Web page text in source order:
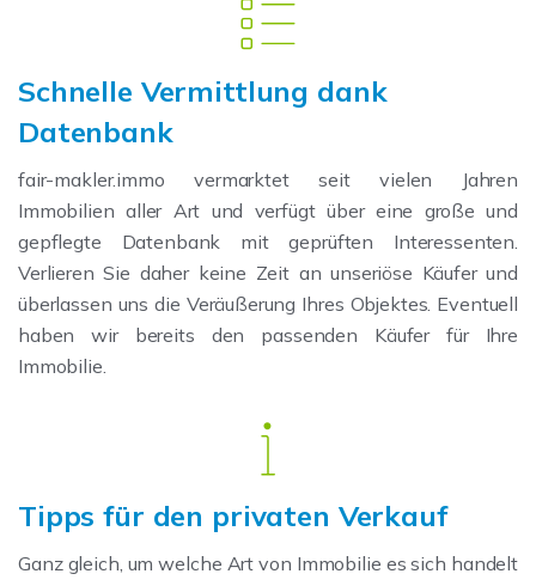
Schnelle Vermittlung dank
Datenbank
fair-makler.immo vermarktet seit vielen Jahren
Immobilien aller Art und verfügt über eine große und
gepflegte Datenbank mit geprüften Interessenten.
Verlieren Sie daher keine Zeit an unseriöse Käufer und
überlassen uns die Veräußerung Ihres Objektes. Eventuell
haben wir bereits den passenden Käufer für Ihre
Immobilie.
Tipps für den privaten Verkauf
Ganz gleich, um welche Art von Immobilie es sich handelt